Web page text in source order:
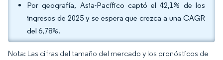
Por geografía, Asia-Pacífico captó el 42,1% de los
ingresos de 2025 y se espera que crezca a una CAGR
del 6,78%.
Nota: Las cifras del tamaño del mercado y los pronósticos de